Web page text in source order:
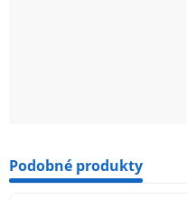
Podobné produkty